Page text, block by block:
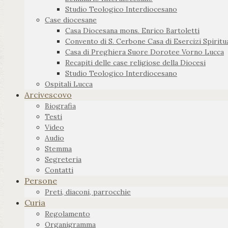
Studio Teologico Interdiocesano
Case diocesane
Casa Diocesana mons. Enrico Bartoletti
Convento di S. Cerbone Casa di Esercizi
Casa di Preghiera Suore Dorotee Vorno Lucca
Recapiti delle case religiose della Diocesi
Studio Teologico Interdiocesano
Ospitali Lucca
Arcivescovo
Biografia
Testi
Video
Audio
Stemma
Segreteria
Contatti
Persone
Preti, diaconi, parrocchie
Curia
Regolamento
Organigramma